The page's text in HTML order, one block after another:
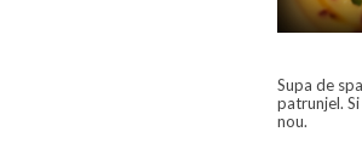
Supa de
patrunjel.
nou.